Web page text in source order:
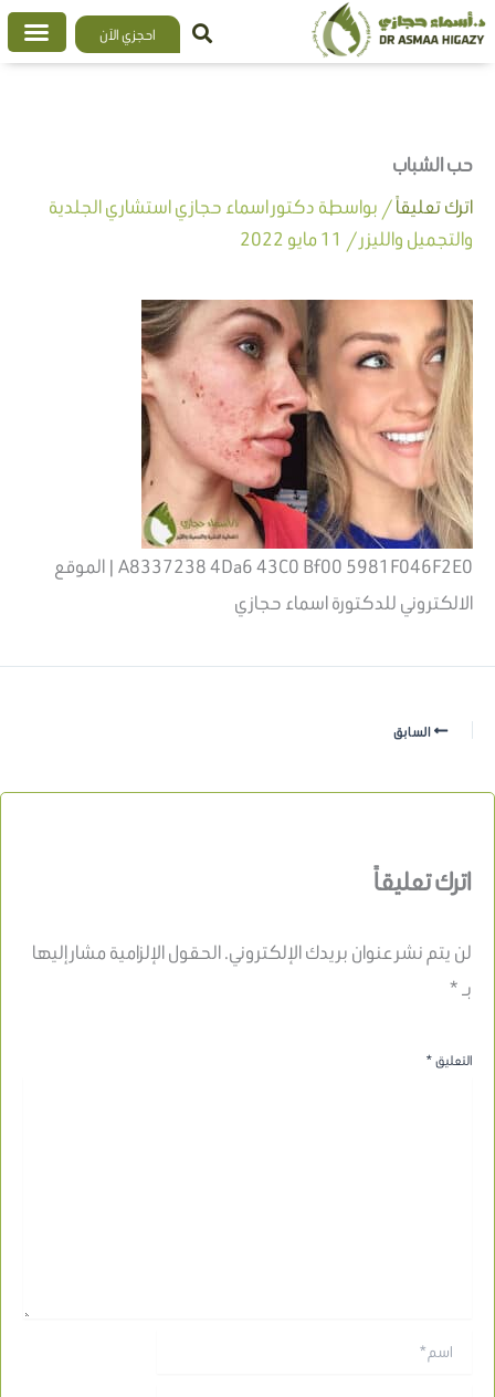
تخطي
إلى
احجزي الآن
حب الشباب
اترك تعليقاً/ بواسطة دكتور اسماء حجازي استشاري الجلدية
والتجميل والليزر/ 11 مايو 2022
A8337238 4Da6 43C0 Bf00 5981F046F2E0 | الموقع
الالكتروني للدكتورة اسماء حجازي
السابق
اترك تعليقاً
لن يتم نشر عنوان بريدك الإلكتروني.الحقول الإلزامية مشار إليها
بـ*
التعليق*